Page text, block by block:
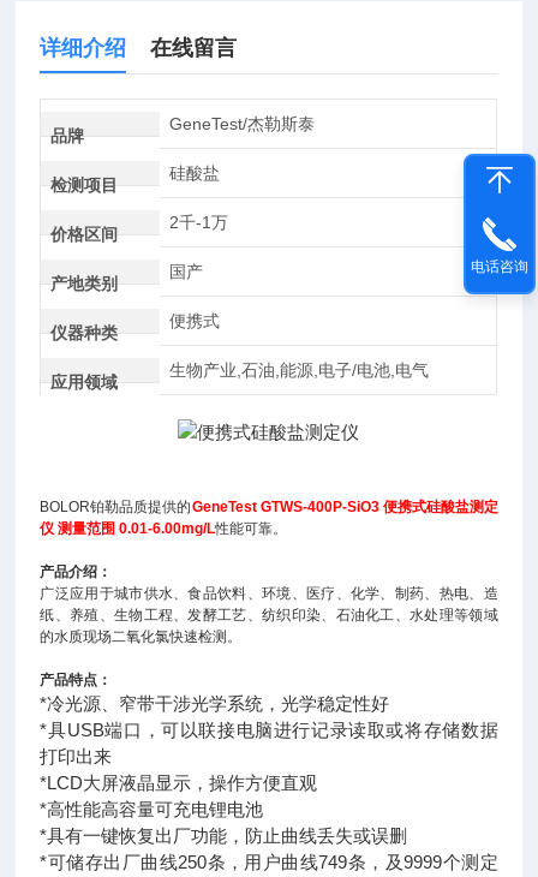
详细介绍 在线留言
品牌
GeneTest/杰勒斯泰
检测项目
硅酸盐
价格区间
2千-1万
产地类别
国产
仪器种类
便携式
应用领域
生物产业,石油,能源,电子/电池,电气
BOLOR铂勒品质提供的GeneTest GTWS-400P-SiO3 便携式硅酸盐测定
仪 测量范围 0.01-6.00mg/L性能可靠。
产品介绍：
广泛应用于城市供水、食品饮料、环境、医疗、化学、制药、热电、造
纸、养殖、生物工程、发酵工艺、纺织印染、石油化工、水处理等领域
的水质现场二氧化氯快速检测。
产品特点：
*冷光源、窄带干涉光学系统，光学稳定性好
*具USB端口，可以联接电脑进行记录读取或将存储数据
打印出来
*LCD大屏液晶显示，操作方便直观
*高性能高容量可充电锂电池
*具有一键恢复出厂功能，防止曲线丢失或误删
*可储存出厂曲线250条，用户曲线749条，及9999个测定
电话咨询